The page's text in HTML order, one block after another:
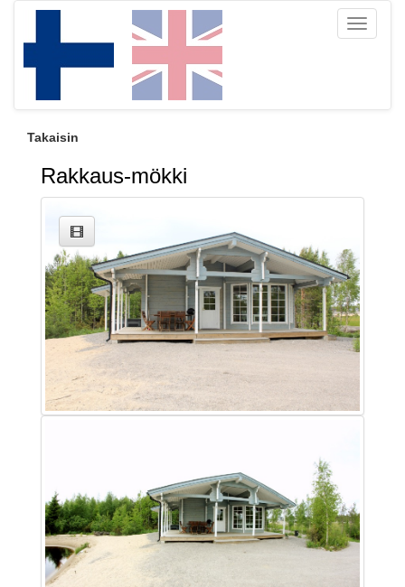
Toggle
Takaisin
Rakkaus-mökki